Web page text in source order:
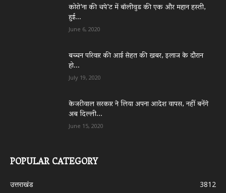
कोरो’ना की चपे’ट में बॉलीवुड की एक और महान हस्ती,
हुई...
June 6, 2020
बच्चन परिवार की आई सेहत की खबर, इलाज के दौरान
हो...
July 19, 2020
केजरीवाल सरकार ने लिया अपना आदेश वापस, नहीं बनेंगे
अब दिल्ली...
June 15, 2020
POPULAR CATEGORY
उत्तराखंड
3812